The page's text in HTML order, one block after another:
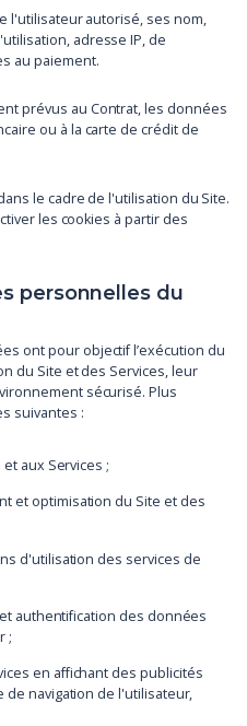
l'utilisateur autorisé, ses nom,
adresse IP, de
au paiement.
prévus au Contrat, les données
ou à la carte de crédit de
le cadre de l'utilisation du Site.
les cookies à partir des
personnelles du
ont pour objectif l’exécution du
du Site et des Services, leur
sécurisé. Plus
suivantes :
aux Services ;
et optimisation du Site et des
d'utilisation des services de
authentification des données
;
en affichant des publicités
navigation de l'utilisateur,